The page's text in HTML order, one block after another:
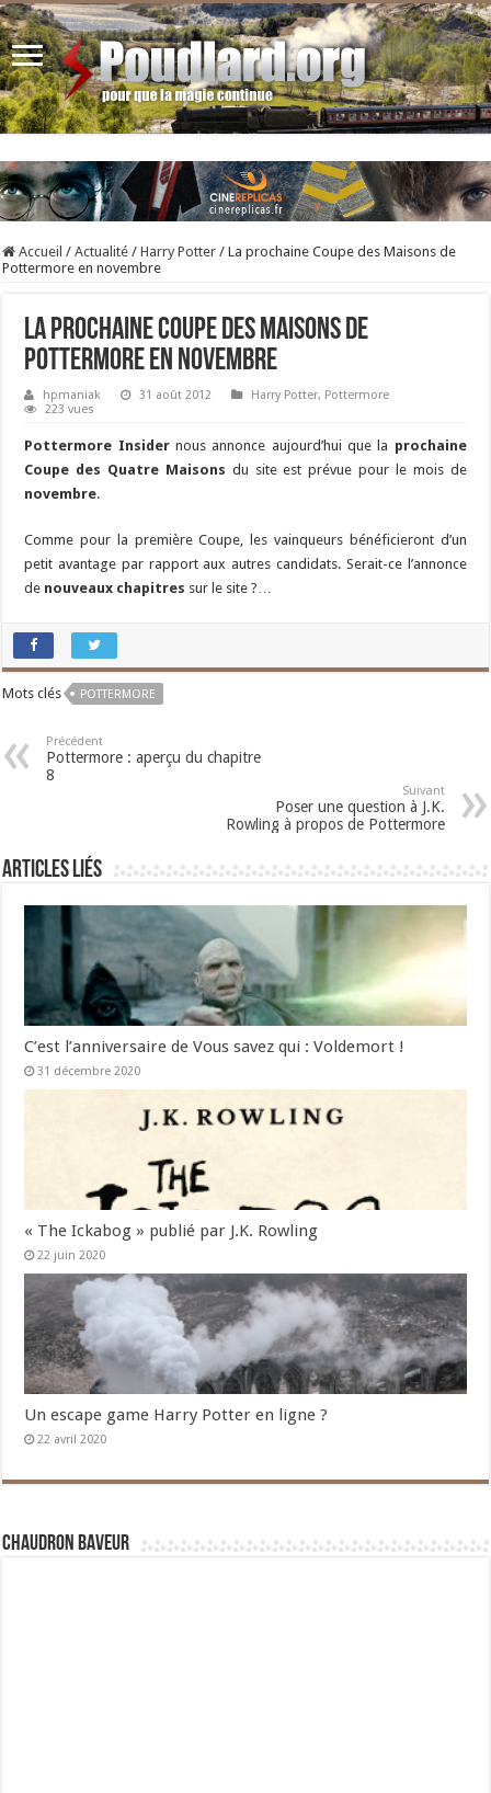
Accueil / Actualité / Harry Potter / La prochaine Coupe des Maisons de
Pottermore en novembre
La prochaine Coupe des Maisons de
Pottermore en novembre
hpmaniak 31 août 2012 Harry Potter, Pottermore
223 vues
Pottermore Insider nous annonce aujourd’hui que la prochaine
Coupe des Quatre Maisons du site est prévue pour le mois de
novembre.
Comme pour la première Coupe, les vainqueurs bénéficieront d’un
petit avantage par rapport aux autres candidats. Serait-ce l’annonce
de nouveaux chapitres sur le site ?…
Mots clés POTTERMORE
Précédent
Pottermore : aperçu du chapitre
8
Suivant
Poser une question à J.K.
Rowling à propos de Pottermore
Articles liés
C’est l’anniversaire de Vous savez qui : Voldemort !
31 décembre 2020
« The Ickabog » publié par J.K. Rowling
22 juin 2020
Un escape game Harry Potter en ligne ?
22 avril 2020
Chaudron Baveur